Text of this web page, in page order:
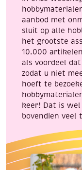
aanbod met
sluit op alle
het grootste
10.000
als voordeel
zodat u niet
hoeft te
keer! Dat is
bovendien veel